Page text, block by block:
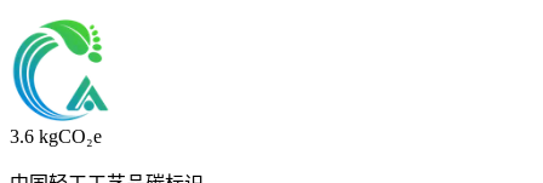
3.6 kgCO₂e